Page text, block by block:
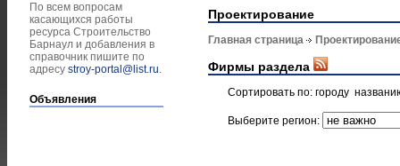
По всем вопросам
касающихся работы
ресурса Строительство
Барнаул и добавления в
справочник пишите по
адресу stroy-portal@list.ru.
Объявления
Проектирование
Главная страница
Фирмы раздела
Сортировать по: городу
Выберите регион: